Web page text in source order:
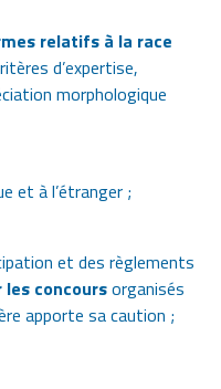
relatifs à la race
d’expertise,
morphologique
et à l’étranger ;
et des règlements
les concoursorganisés
apporte sa caution ;